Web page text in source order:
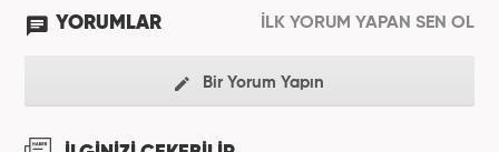
YORUMLAR İLK YORUM YAPAN SEN OL
Bir Yorum Yapın